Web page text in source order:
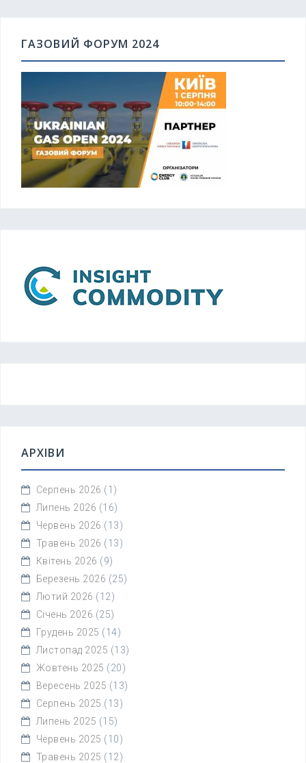
ГАЗОВИЙ ФОРУМ 2024
АРХІВИ
Серпень 2026 (1)
Липень 2026 (16)
Червень 2026 (13)
Травень 2026 (13)
Квітень 2026 (9)
Березень 2026 (25)
Лютий 2026 (12)
Січень 2026 (25)
Грудень 2025 (14)
Листопад 2025 (13)
Жовтень 2025 (20)
Вересень 2025 (13)
Серпень 2025 (13)
Липень 2025 (15)
Червень 2025 (10)
Травень 2025 (12)